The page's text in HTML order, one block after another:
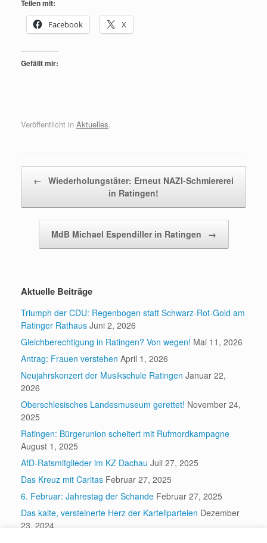
Teilen mit:
Facebook
X
Gefällt mir:
Veröffentlicht in Aktuelles.
← Wiederholungstäter: Erneut NAZI-Schmiererei
in Ratingen!
MdB Michael Espendiller in Ratingen →
Aktuelle Beiträge
Triumph der CDU: Regenbogen statt Schwarz-Rot-Gold am
Ratinger Rathaus Juni 2, 2026
Gleichberechtigung in Ratingen? Von wegen! Mai 11, 2026
Antrag: Frauen verstehen April 1, 2026
Neujahrskonzert der Musikschule Ratingen Januar 22,
2026
Oberschlesisches Landesmuseum gerettet! November 24,
2025
Ratingen: Bürgerunion scheitert mit Rufmordkampagne
August 1, 2025
AfD-Ratsmitglieder im KZ Dachau Juli 27, 2025
Das Kreuz mit Caritas Februar 27, 2025
6. Februar: Jahrestag der Schande Februar 27, 2025
Das kalte, versteinerte Herz der Kartellparteien Dezember
23, 2024